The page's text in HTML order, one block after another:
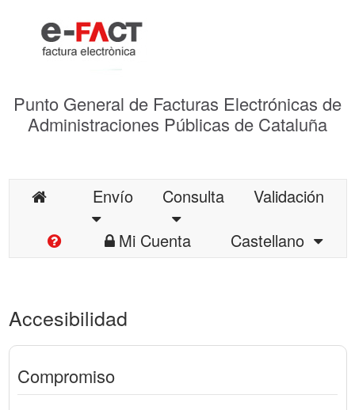
Punto General de Facturas Electrónicas de
Administraciones Públicas de Cataluña
Envío Consulta
Validación
Mi Cuenta
Castellano
Accesibilidad
Compromiso